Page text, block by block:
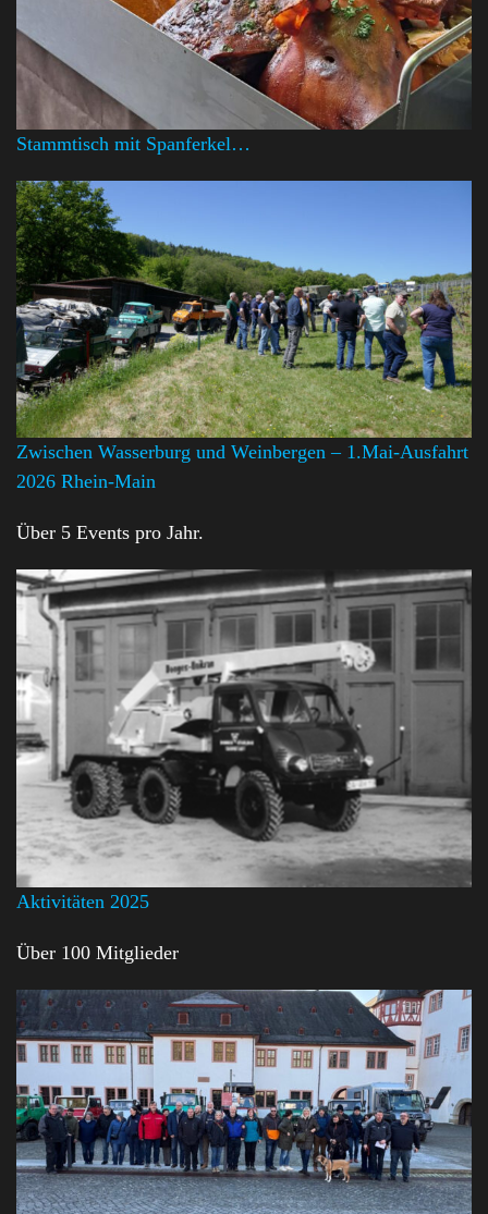
Stammtisch mit Spanferkel…
Zwischen Wasserburg und Weinbergen – 1.Mai-Ausfahrt
2026 Rhein-Main
Über 5 Events pro Jahr.
Aktivitäten 2025
Über 100 Mitglieder